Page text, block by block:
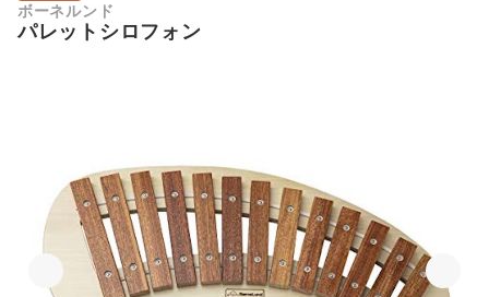
ボーネルンド
パレットシロフォン